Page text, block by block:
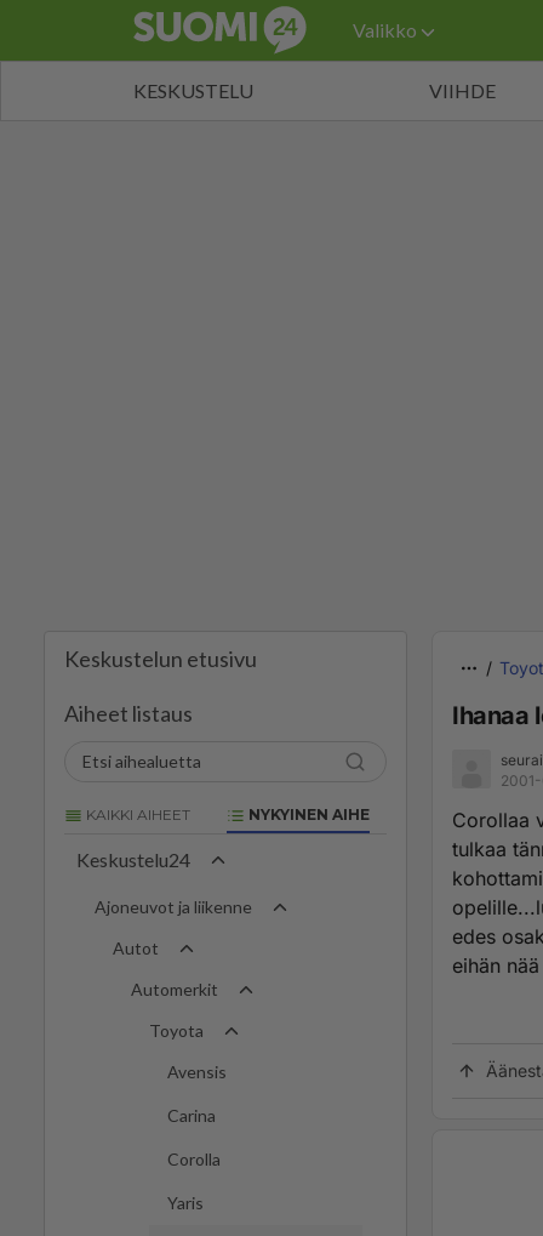
Valikko
KESKUSTELU VIIHDE
Keskustelun etusivu
Aiheet listaus
KAIKKI AIHEET NYKYINEN AIHE
Keskustelu24
Ajoneuvot ja liikenne
Autot
Automerkit
Toyota
Avensis
Carina
Corolla
Yaris
Ihanaa
Corollaa
tulkaa
edes
eihän